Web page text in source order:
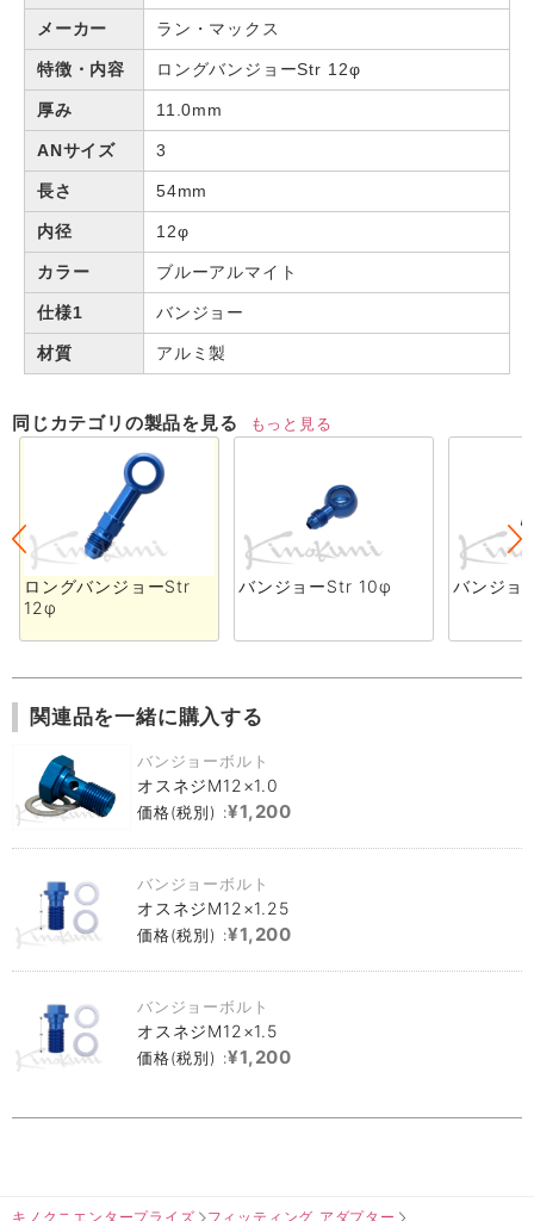
メーカー ラン・マックス
特徴・内容 ロングバンジョーStr 12φ
厚み 11.0mm
ANサイズ 3
長さ 54mm
内径 12φ
カラー ブルーアルマイト
仕様1 バンジョー
材質 アルミ製
同じカテゴリの製品を見る もっと見る
ロングバンジョーStr
12φ
バンジョーStr 10φ バンジョ
関連品を一緒に購入する
バンジョーボルト
オスネジM12×1.0
価格(税別) :¥1,200
バンジョーボルト
オスネジM12×1.25
価格(税別) :¥1,200
バンジョーボルト
オスネジM12×1.5
価格(税別) :¥1,200
キノクニエンタープライズ フィッティング アダプター